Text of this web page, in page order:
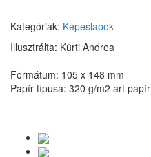
Kategóriák: Képeslapok
Illusztrálta: Kürti Andrea
Formátum: 105 x 148 mm
Papír típusa: 320 g/m2 art papír